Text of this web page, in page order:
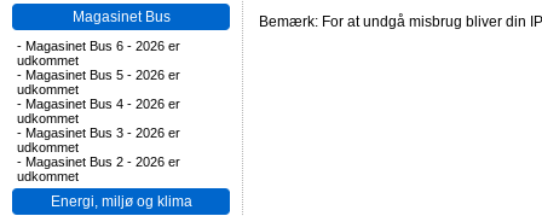
Magasinet Bus
- Magasinet Bus 6 - 2026 er
udkommet
- Magasinet Bus 5 - 2026 er
udkommet
- Magasinet Bus 4 - 2026 er
udkommet
- Magasinet Bus 3 - 2026 er
udkommet
- Magasinet Bus 2 - 2026 er
udkommet
Energi, miljø og klima
Bemærk: For at undgå misbrug bliver din